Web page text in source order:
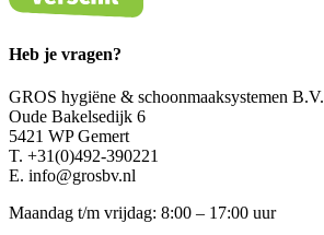
Heb je vragen?
GROS hygiëne & schoonmaaksystemen B.V.
Oude Bakelsedijk 6
5421 WP Gemert
T. +31(0)492-390221
E. info@grosbv.nl
Maandag t/m vrijdag: 8:00 – 17:00 uur